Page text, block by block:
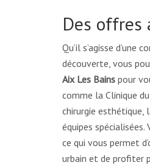
Des offres
Qu’il s’agisse d’une
découverte, vous
Aix Les Bains pour
comme la Clinique
chirurgie esthétique,
équipes
ce qui vous permet
urbain et de profiter